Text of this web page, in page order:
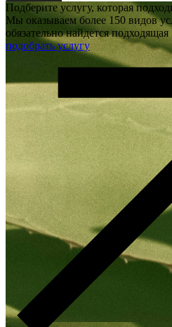
Подберите услугу, которая
Мы оказываем более 150 видов
обязательно найдется подходящая
подобрать услугу